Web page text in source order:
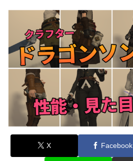
X Facebook